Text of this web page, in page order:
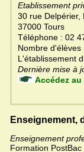
Etablissement
30 rue Delpérier,
37000 Tours
Téléphone : 02
Nombre d'élèves
L'établissement
Enseignement,
Enseignement
Formation PostBac